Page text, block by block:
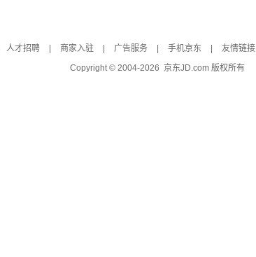
人才招聘 商家入驻 广告服务 手机京东 友情链接
Copyright © 2004-2026 京东JD.com 版权所有